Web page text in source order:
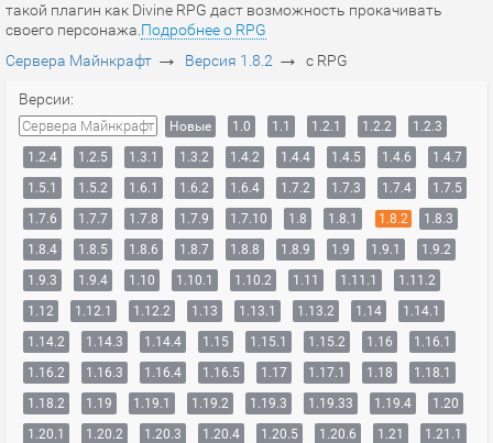
такой плагин как Divine RPG даст возможность прокачивать
своего персонажа. Подробнее о RPG
Сервера Майнкрафт → Версия 1.8.2 → с RPG
Версии:
Сервера Майнкрафт Новые 1.0 1.1 1.2.1 1.2.2
1.2.3
1.2.4
1.2.5 1.3.1 1.3.2 1.4.2 1.4.4 1.4.5 1.4.6
1.4.7
1.5.1
1.5.2 1.6.1 1.6.2 1.6.4 1.7.2 1.7.3 1.7.4
1.7.5
1.7.6
1.7.7 1.7.8 1.7.9 1.7.10 1.8 1.8.1 1.8.2
1.8.3
1.8.4
1.8.5 1.8.6 1.8.7 1.8.8 1.8.9 1.9 1.9.1
1.9.2
1.9.3
1.9.4 1.10 1.10.1 1.10.2 1.11 1.11.1
1.11.2
1.12
1.12.1 1.12.2 1.13 1.13.1 1.13.2 1.14
1.14.1
1.14.2
1.14.3 1.14.4 1.15 1.15.1 1.15.2 1.16
1.16.1
1.16.2
1.16.3 1.16.4 1.16.5 1.17 1.17.1 1.18
1.18.1
1.18.2
1.19 1.19.1 1.19.2 1.19.3 1.19.33 1.19.4
1.20
1.20.1
1.20.2 1.20.3 1.20.4 1.20.5 1.20.6 1.21
1.21.1